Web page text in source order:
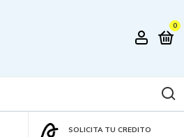
0
SOLICITA TU CREDITO